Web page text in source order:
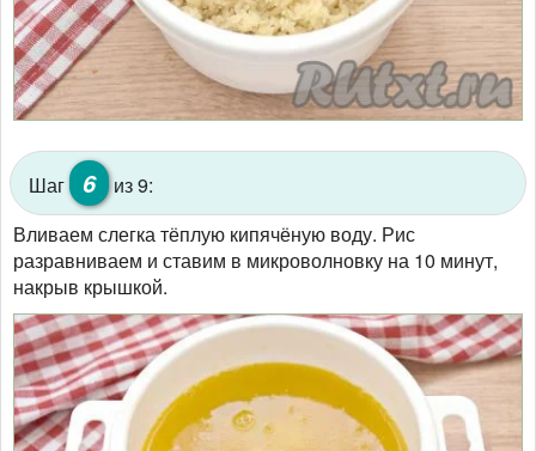
Шаг 6
из 9:
Вливаем слегка тёплую кипячёную воду. Рис
разравниваем и ставим в микроволновку на 10 минут,
накрыв крышкой.